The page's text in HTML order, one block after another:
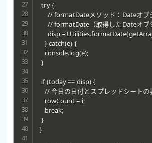
  try {
// formatDateメソッド：Dateオ
// formatDate（取得したDate
disp =
    } catch(e) {
    console.log(e);
  }
  if (today == disp) {
// 今日の日付とスプレッドシー
    rowCount = i;
    break;
  }
}